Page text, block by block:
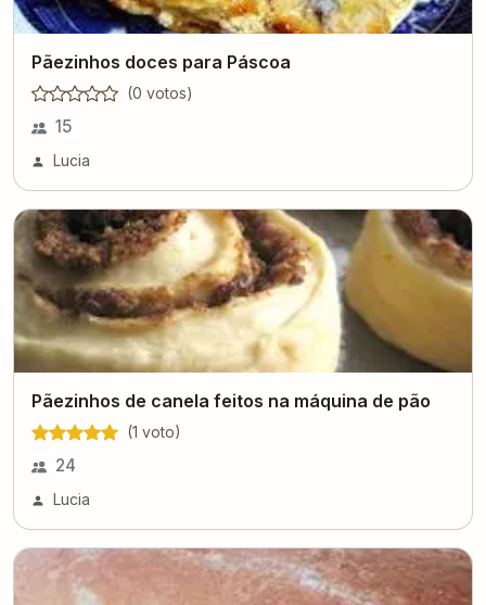
Pãezinhos doces para Páscoa
(0 votos)
15
Lucia
Pãezinhos de canela feitos na máquina de pão
(1 voto)
24
Lucia